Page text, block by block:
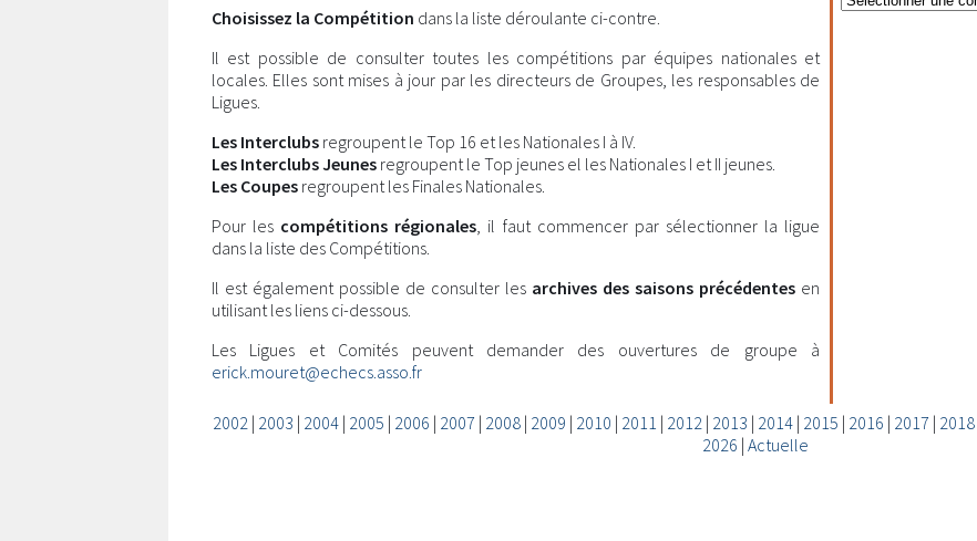
Choisissez la Compétition dans la liste déroulante ci-contre.
Il est possible de consulter toutes les compétitions par équipes nationales et
locales. Elles sont mises à jour par les directeurs de Groupes, les responsables de
Ligues.
Les Interclubs regroupent le Top 16 et les Nationales I à IV.
Les Interclubs Jeunes regroupent le Top jeunes el les Nationales I et II jeunes.
Les Coupes regroupent les Finales Nationales.
Pour les compétitions régionales, il faut commencer par sélectionner la ligue
dans la liste des Compétitions.
Il est également possible de consulter les archives des saisons précédentes en
utilisant les liens ci-dessous.
Les Ligues et Comités peuvent demander des ouvertures de groupe à
erick.mouret@echecs.asso.fr
2002| 2003 | 2004| 2005 | 2006 | 2007 | 2008| 2009 | 2010 | 2011 | 2012| 2013 | 2014| 2015 | 2016 | 2017 | 2018
2026 | Actuelle